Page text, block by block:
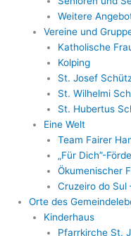
Weitere
Vereine und
Katholische
Kolping
St. Josef
St. Wilhelmi
St. Hubertus
Eine Welt
Team Fairer
„Für Dich”-
Ökumenischer
Cruzeiro do Sul
Orte des
Kinderhaus
Pfarrkirche St.